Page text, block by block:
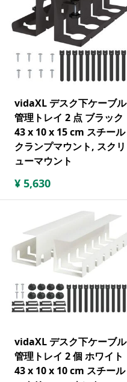
vidaXL デスク下ケーブル
管理トレイ 2 点 ブラック
43 x 10 x 15 cm スチール
クランプマウント, スクリ
ューマウント
¥ 5,630
vidaXL デスク下ケーブル
管理トレイ 2 個 ホワイト
43 x 10 x 10 cm スチール